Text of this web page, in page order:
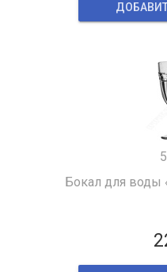
Бокал для воды